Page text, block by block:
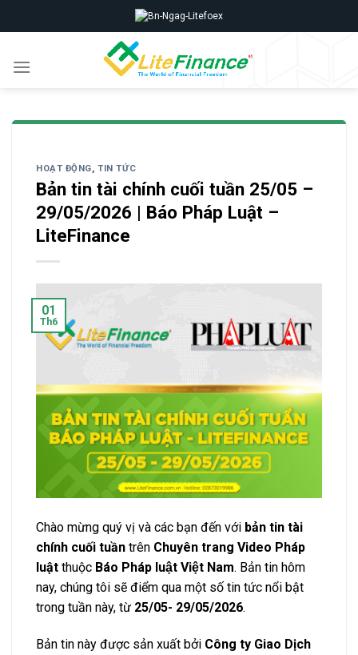
to
HOẠT ĐỘNG,TIN TỨC
Bản tin tài chính cuối tuần 25/05 –
29/05/2026 | Báo Pháp Luật –
LiteFinance
01
Th6
Chào mừng quý vị và các bạn đến với bản tin tài
chính cuối tuần trên Chuyên trang Video Pháp
luật thuộc Báo Pháp luật Việt Nam. Bản tin hôm
nay, chúng tôi sẽ điểm qua một số tin tức nổi bật
trong tuần này, từ 25/05- 29/05/2026.
Bản tin này được sản xuất bởi Công ty Giao Dịch